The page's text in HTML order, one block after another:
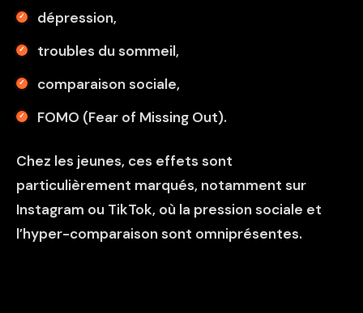
dépression,
troubles du sommeil,
comparaison sociale,
FOMO (Fear of Missing Out).
Chez les jeunes, ces effets sont
particulièrement marqués, notamment sur
Instagram ou TikTok, où la pression sociale et
l’hyper-comparaison sont omniprésentes.